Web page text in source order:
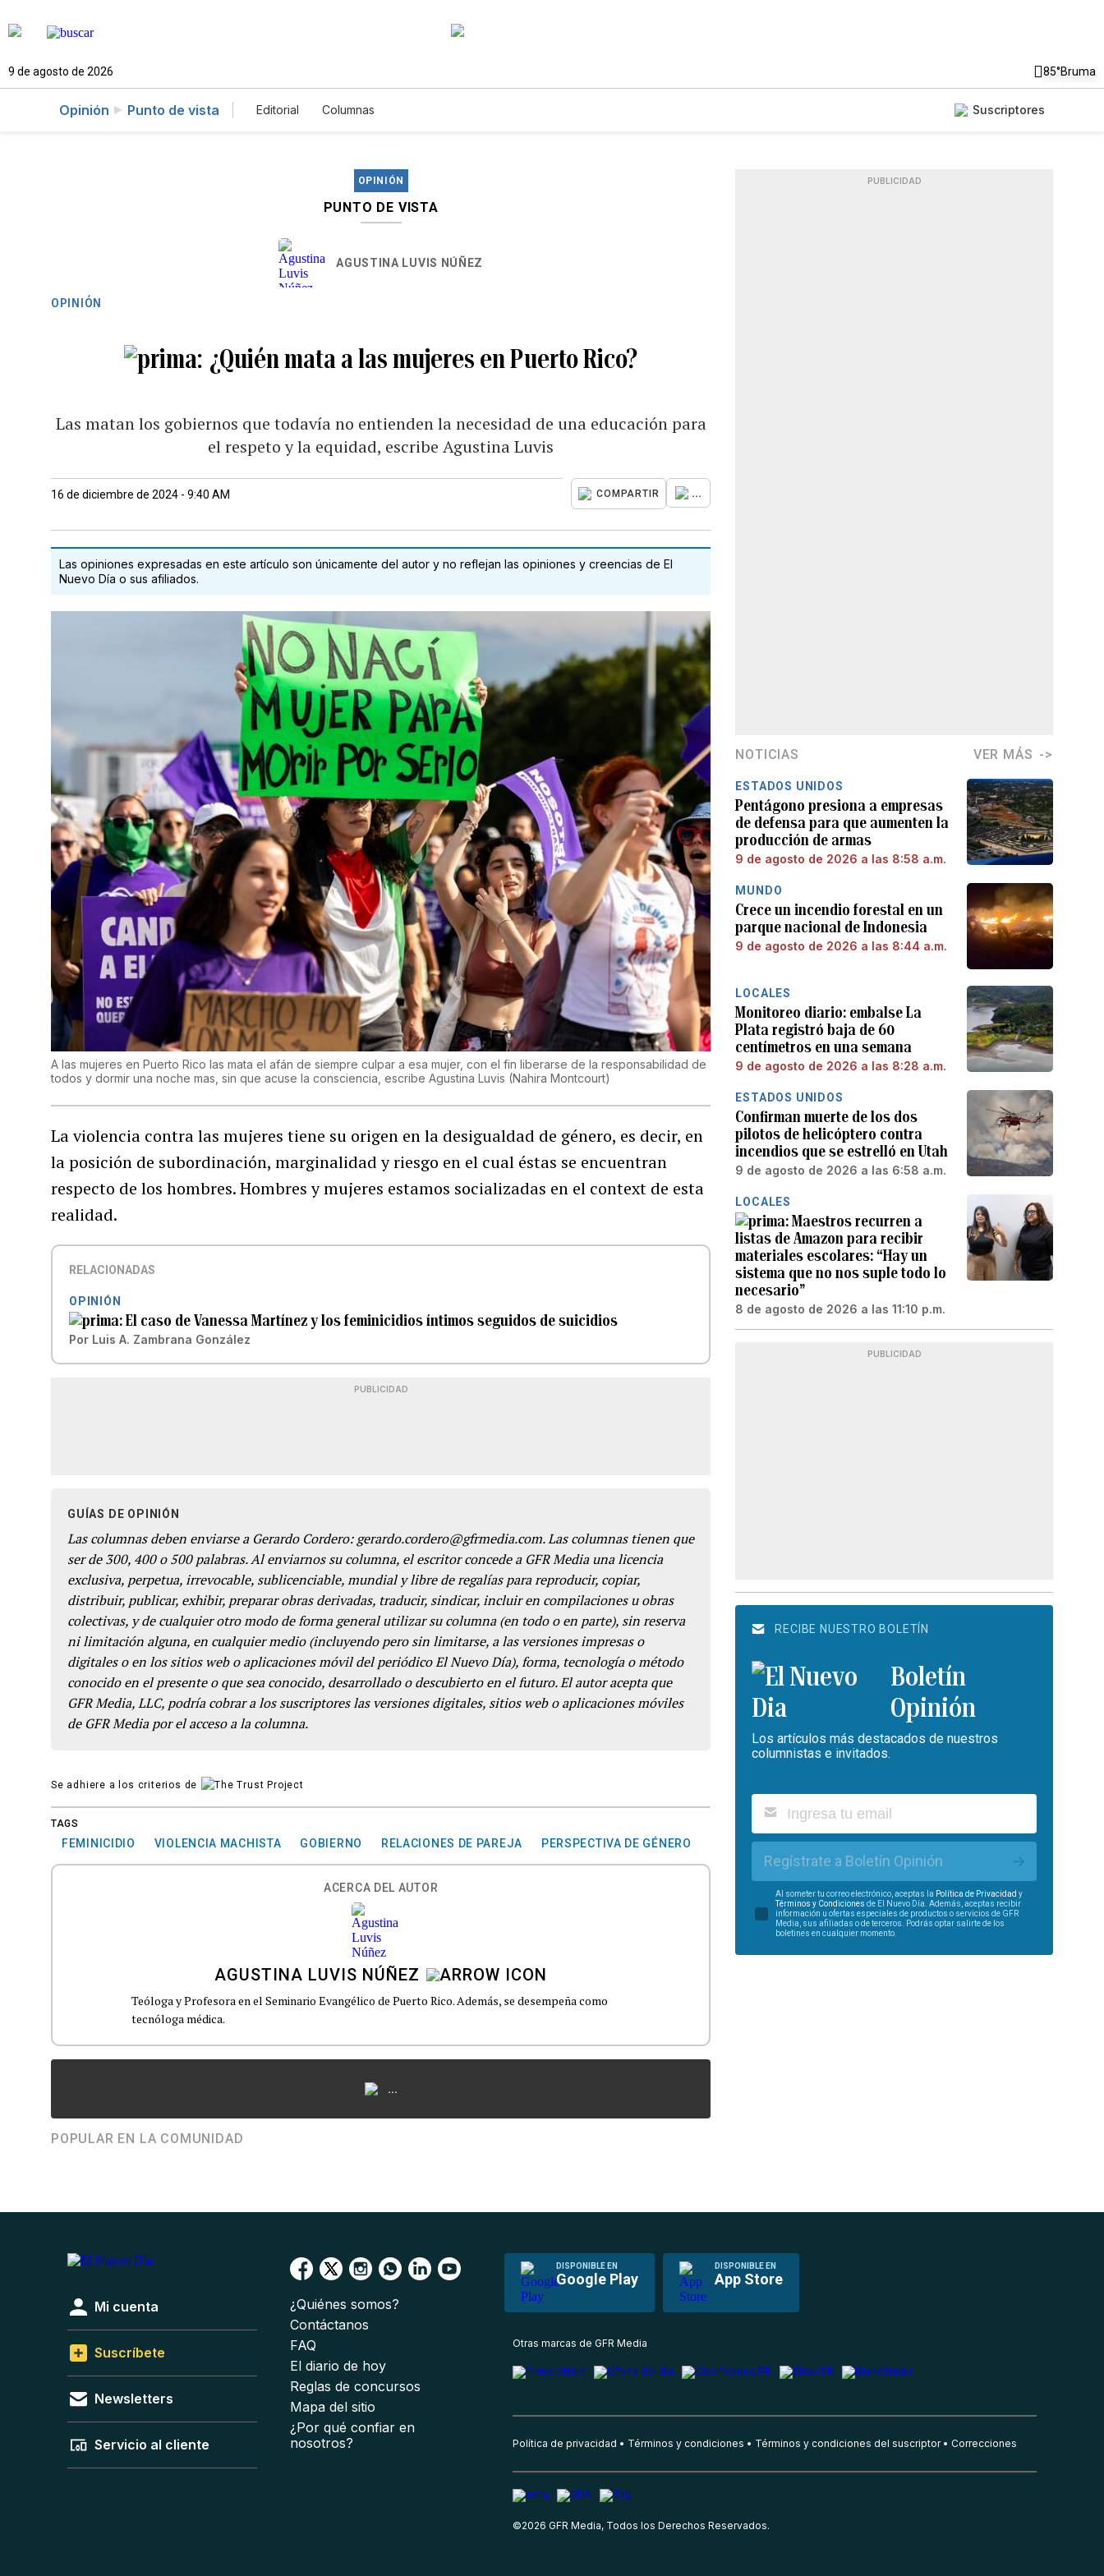
9 de agosto de 2026 85°Bruma
Opinión Punto de vista Editorial Columnas Suscriptores
OPINIÓN
PUNTO DE VISTA
AGUSTINA LUVIS NÚÑEZ
OPINIÓN
¿Quién mata a las mujeres en Puerto Rico?
Las matan los gobiernos que todavía no entienden la necesidad de una educación para
el respeto y la equidad, escribe Agustina Luvis
16 de diciembre de 2024 - 9:40 AM COMPARTIR ...
Las opiniones expresadas en este artículo son únicamente del autor y no reflejan las opiniones y creencias de El
Nuevo Día o sus afiliados.
A las mujeres en Puerto Rico las mata el afán de siempre culpar a esa mujer, con el fin liberarse de la responsabilidad de
todos y dormir una noche mas, sin que acuse la consciencia, escribe Agustina Luvis (Nahira Montcourt)
La violencia contra las mujeres tiene su origen en la desigualdad de género, es decir, en
la posición de subordinación, marginalidad y riesgo en el cual éstas se encuentran
respecto de los hombres. Hombres y mujeres estamos socializadas en el context de esta
realidad.
RELACIONADAS
OPINIÓN
El caso de Vanessa Martínez y los feminicidios íntimos seguidos de suicidios
Por Luis A. Zambrana González
PUBLICIDAD
GUÍAS DE OPINIÓN
Las columnas deben enviarse a Gerardo Cordero: gerardo.cordero@gfrmedia.com. Las columnas tienen que
ser de 300, 400 o 500 palabras. Al enviarnos su columna, el escritor concede a GFR Media una licencia
exclusiva, perpetua, irrevocable, sublicenciable, mundial y libre de regalías para reproducir, copiar,
distribuir, publicar, exhibir, preparar obras derivadas, traducir, sindicar, incluir en compilaciones u obras
colectivas, y de cualquier otro modo de forma general utilizar su columna (en todo o en parte), sin reserva
ni limitación alguna, en cualquier medio (incluyendo pero sin limitarse, a las versiones impresas o
digitales o en los sitios web o aplicaciones móvil del periódico El Nuevo Día), forma, tecnología o método
conocido en el presente o que sea conocido, desarrollado o descubierto en el futuro. El autor acepta que
GFR Media, LLC, podría cobrar a los suscriptores las versiones digitales, sitios web o aplicaciones móviles
de GFR Media por el acceso a la columna.
Se adhiere a los criterios de
TAGS
FEMINICIDIO VIOLENCIA MACHISTA GOBIERNO RELACIONES DE PAREJA PERSPECTIVA DE GÉNERO
ACERCA DEL AUTOR
AGUSTINA LUVIS NÚÑEZ
Teóloga y Profesora en el Seminario Evangélico de Puerto Rico. Además, se desempeña como
tecnóloga médica.
...
POPULAR EN LA COMUNIDAD
PUBLICIDAD
NOTICIAS VER MÁS
ESTADOS UNIDOS
Pentágono presiona a empresas
de defensa para que aumenten la
producción de armas
9 de agosto de 2026 a las 8:58 a.m.
MUNDO
Crece un incendio forestal en un
parque nacional de Indonesia
9 de agosto de 2026 a las 8:44 a.m.
LOCALES
Monitoreo diario: embalse La
Plata registró baja de 60
centímetros en una semana
9 de agosto de 2026 a las 8:28 a.m.
ESTADOS UNIDOS
Confirman muerte de los dos
pilotos de helicóptero contra
incendios que se estrelló en Utah
9 de agosto de 2026 a las 6:58 a.m.
LOCALES
Maestros recurren a
listas de Amazon para recibir
materiales escolares: “Hay un
sistema que no nos suple todo lo
necesario”
8 de agosto de 2026 a las 11:10 p.m.
PUBLICIDAD
RECIBE NUESTRO BOLETÍN
Boletín
Opinión
Los artículos más destacados de nuestros
columnistas e invitados.
Regístrate a Boletín Opinión
Al someter tu correo electrónico, aceptas la Política de Privacidad y
Términos y Condiciones de El Nuevo Día. Además, aceptas recibir
información u ofertas especiales de productos o servicios de GFR
Media, sus afiliadas o de terceros. Podrás optar salirte de los
boletines en cualquier momento.
DISPONIBLE EN
Google Play
DISPONIBLE EN
App Store
Mi cuenta
Suscríbete
Newsletters
Servicio al cliente
¿Quiénes somos?
Contáctanos
FAQ
El diario de hoy
Reglas de concursos
Mapa del sitio
¿Por qué confiar en
nosotros?
Otras marcas de GFR Media
Política de privacidad Términos y condiciones Términos y condiciones del suscriptor Correcciones
©2026 GFR Media, Todos los Derechos Reservados.